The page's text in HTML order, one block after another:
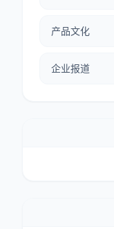
产品文化
企业报道